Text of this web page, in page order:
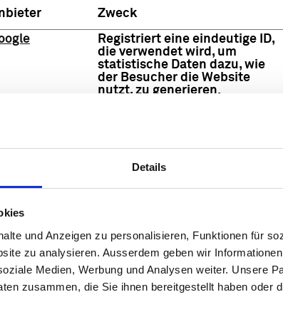
Details
und Anzeigen zu personalisieren, Funktionen für
zu analysieren. Ausserdem geben wir
Medien, Werbung und Analysen weiter. Unsere
zusammen, die Sie ihnen bereitgestellt haben oder
Zweck
Registriert eine eindeutige ID,
die verwendet wird, um
statistische Daten dazu, wie
der Besucher die Website
nutzt, zu generieren.
den ersten und letzten
Besuch. Von Google Analytics
verwendet.
verwendet, um Besuchern auf Websites zu
werden, die relevant und ansprechend für
Betreiber und werbetreibende Drittparteien